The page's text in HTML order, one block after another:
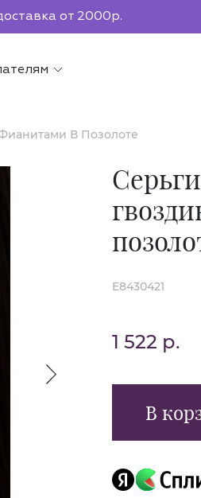
от 2000р.
В Позолоте
E8430421
1 522 р.
В